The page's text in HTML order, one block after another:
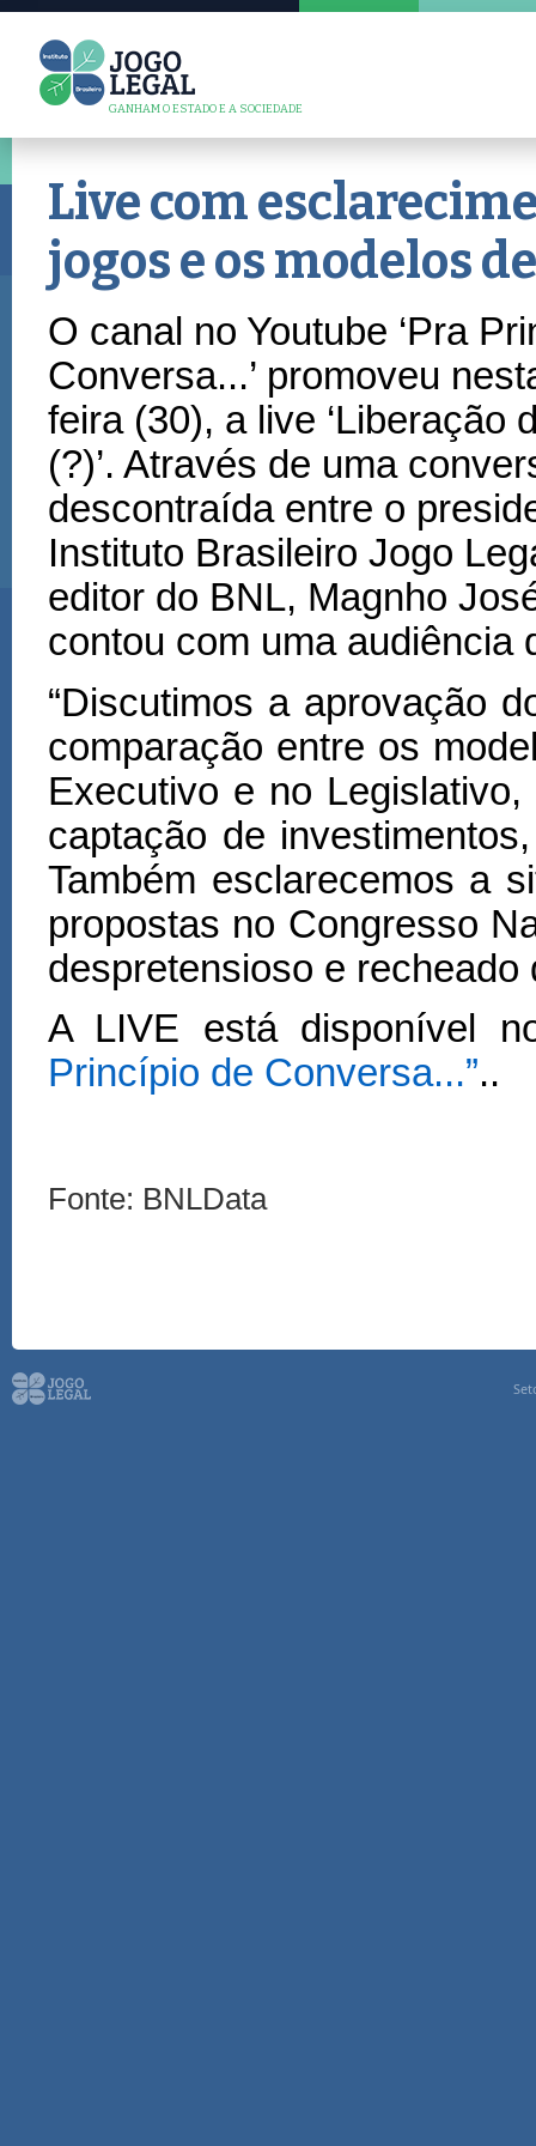
GANHAM O ESTADO E A SOCIEDADE
Live com
jogos e os modelos
O canal no Youtube ‘Pra
Conversa...’ promoveu
feira (30), a live ‘Liberação
(?)’. Através de uma
descontraída entre o
Instituto Brasileiro Jogo
editor do BNL, Magnho Jos
contou com uma audiência
“Discutimos a aprovação
comparação entre os
Executivo e no
captação de
Também esclarecemos a
propostas no Congresso
despretensioso e recheado
A LIVE está disponível
Princípio de Conversa...”..
Fonte: BNLData